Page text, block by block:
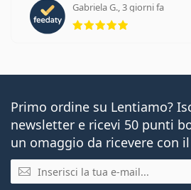
Gabriela G., 3 giorni fa
valutazione
Primo ordine su Lentiamo?
newsletter e ricevi 50 punti
un omaggio da ricevere con
E-mail